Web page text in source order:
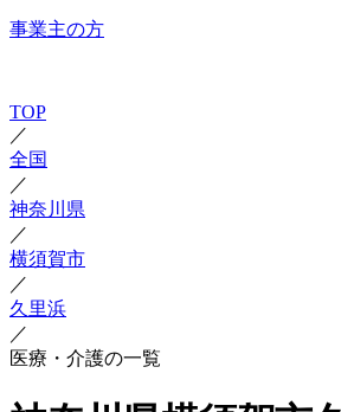
事業主の方
TOP
／
全国
／
神奈川県
／
横須賀市
／
久里浜
／
医療・介護の一覧